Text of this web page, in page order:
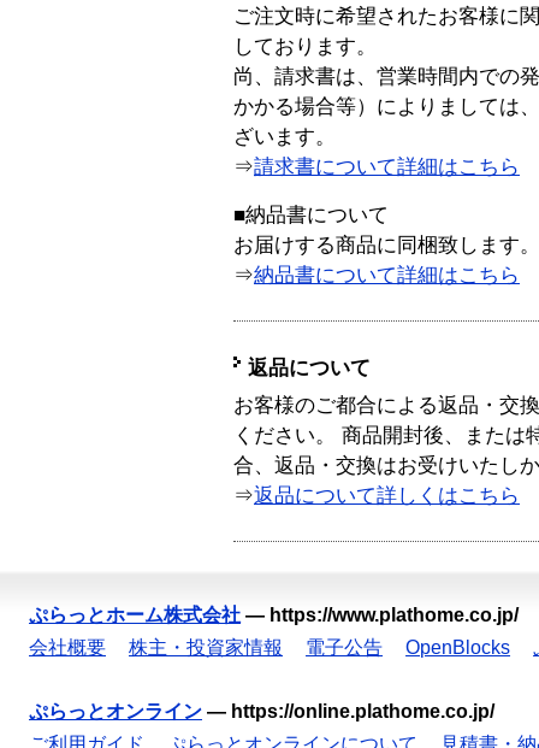
ご注文時に希望されたお客様に
しております。
尚、請求書は、営業時間内での
かかる場合等）によりましては
ざいます。
⇒請求書について詳細はこちら
■納品書について
お届けする商品に同梱致します。
⇒納品書について詳細はこちら
返品について
お客様のご都合による返品・交
ください。 商品開封後、または
合、返品・交換はお受けいたし
⇒返品について詳しくはこちら
ぷらっとホーム株式会社 — https://www.plathome.co.jp/
会社概要
株主・投資家情報 電子公告 OpenBlocks
ぷらっとオンライン — https://online.plathome.co.jp/
ご利用ガイド
ぷらっとオンラインについて 見積書・